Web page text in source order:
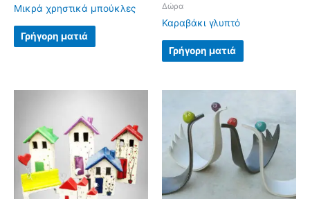
Μικρά χρηστικά μπούκλες
Γρήγορη ματιά
Δώρα
Καραβάκι γλυπτό
Γρήγορη ματιά